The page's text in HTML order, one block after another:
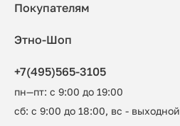
Покупателям
Этно-Шоп
+7(495)565-3105
пн—пт: с 9:00 до 19:00
сб: с 9:00 до 18:00, вс - выходной